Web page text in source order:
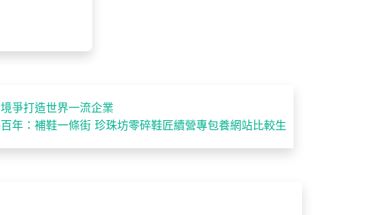
爭打造世界一流企業
年：補鞋一條街 珍珠坊零碎鞋匠續營專包養網站比較生